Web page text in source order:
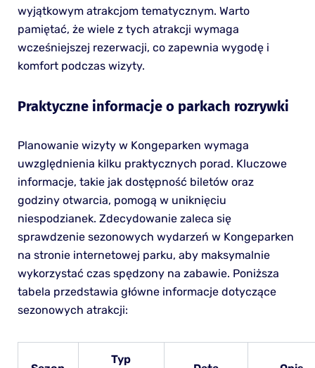
wyjątkowym atrakcjom tematycznym. Warto
pamiętać, że wiele z tych atrakcji wymaga
wcześniejszej rezerwacji, co zapewnia wygodę i
komfort podczas wizyty.
Praktyczne informacje o parkach rozrywki
Planowanie wizyty w Kongeparken wymaga
uwzględnienia kilku praktycznych porad. Kluczowe
informacje, takie jak dostępność biletów oraz
godziny otwarcia, pomogą w uniknięciu
niespodzianek. Zdecydowanie zaleca się
sprawdzenie sezonowych wydarzeń w Kongeparken
na stronie internetowej parku, aby maksymalnie
wykorzystać czas spędzony na zabawie. Poniższa
tabela przedstawia główne informacje dotyczące
sezonowych atrakcji:
Typ